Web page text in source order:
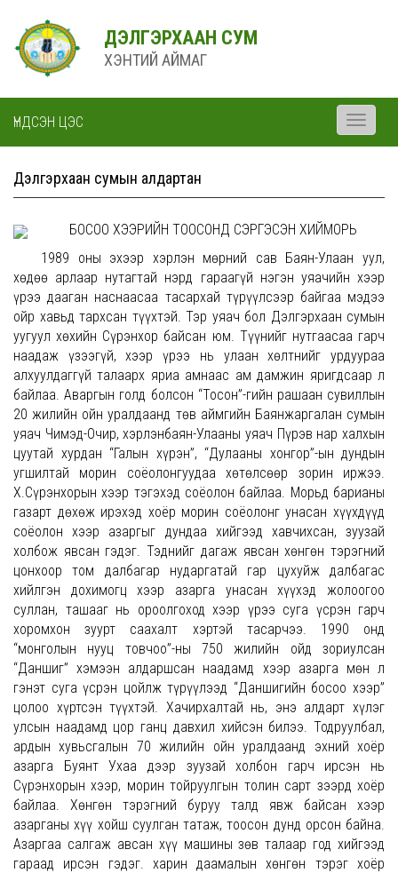
ДЭЛГЭРХААН СУМ
ХЭНТИЙ АЙМАГ
ҮНДСЭН ЦЭС
Toggle
Дэлгэрхаан сумын алдартан
БОСОО ХЭЭРИЙН ТООСОНД СЭРГЭСЭН ХИЙМОРЬ
1989 оны эхээр хэрлэн мөрний сав Баян-Улаан уул,
хөдөө арлаар нутагтай нэрд гараагүй нэгэн уяачийн хээр
үрээ дааган наснаасаа тасархай түрүүлсээр байгаа мэдээ
ойр хавьд тархсан түүхтэй. Тэр уяач бол Дэлгэрхаан сумын
уугуул хөхийн Сүрэнхор байсан юм. Түүнийг нутгаасаа гарч
наадаж үзээгүй, хээр үрээ нь улаан хөлтнийг урдуураа
алхуулдаггүй талаарх яриа амнаас ам дамжин яригдсаар л
байлаа. Аваргын голд болсон “Тосон”-гийн рашаан сувиллын
20 жилийн ойн уралдаанд төв аймгийн Баянжаргалан сумын
уяач Чимэд-Очир, хэрлэнбаян-Улааны уяач Пүрэв нар халхын
цуутай хурдан “Галын хүрэн”, “Дулааны хонгор”-ын дундын
угшилтай морин соёолонгуудаа хөтөлсөөр зорин иржээ.
Х.Сүрэнхорын хээр тэгэхэд соёолон байлаа. Морьд барианы
газарт дөхөж ирэхэд хоёр морин соёолонг унасан хүүхдүүд
соёолон хээр азаргыг дундаа хийгээд хавчихсан, зуузай
холбож явсан гэдэг. Тэднийг дагаж явсан хөнгөн тэрэгний
цонхоор том далбагар нударгатай гар цухуйж далбагас
хийлгэн дохимогц хээр азарга унасан хүүхэд жолоогоо
суллан, ташааг нь ороолгоход хээр үрээ суга үсрэн гарч
хоромхон зуурт саахалт хэртэй тасарчээ. 1990 онд
“монголын нууц товчоо”-ны 750 жилийн ойд зориулсан
“Даншиг” хэмээн алдаршсан наадамд хээр азарга мөн л
гэнэт суга үсрэн цойлж түрүүлээд “Даншигийн босоо хээр”
цолоо хүртсэн түүхтэй. Хачирхалтай нь, энэ алдарт хүлэг
улсын наадамд цор ганц давхил хийсэн билээ. Тодруулбал,
ардын хувьсгалын 70 жилийн ойн уралдаанд эхний хоёр
азарга Буянт Ухаа дээр зуузай холбон гарч ирсэн нь
Сүрэнхорын хээр, морин тойруулгын толин сарт зээрд хоёр
байлаа. Хөнгөн тэрэгний буруу талд явж байсан хээр
азарганы хүү хойш суулган татаж, тоосон дунд орсон байна.
Азаргаа салгаж авсан хүү машины зөв талаар год хийгээд
гараад ирсэн гэдэг. харин даамалын хөнгөн тэрэг хоёр